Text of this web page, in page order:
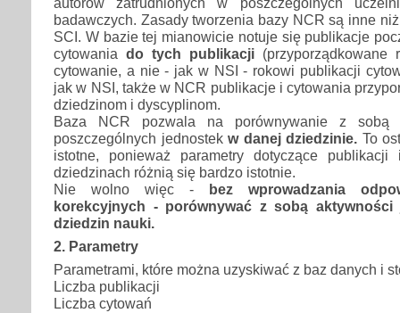
badawczych. Zasady tworzenia bazy NCR są inne
SCI. W bazie tej mianowicie notuje się publikacje
cytowania do tych publikacji (przyporządkowane
cytowanie, a nie - jak w NSI - rokowi publikacji
jak w NSI, także w NCR publikacje i cytowania
dziedzinom i dyscyplinom.
Baza NCR pozwala na porównywanie z sobą
poszczególnych jednostekw danej dziedzinie. To
istotne, ponieważ parametry dotyczące
dziedzinach różnią się bardzo istotnie.
Nie wolno więc - bez wprowadzania
korekcyjnych - porównywać z sobą
dziedzin nauki.
2. Parametry
Parametrami, które można uzyskiwać z baz danych i
Liczba publikacji
Liczba cytowań